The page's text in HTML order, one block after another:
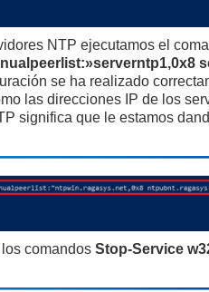
NTP ejecutamos el
se ha realizado
las direcciones IP de los
significa que le estamos
comandos Stop-Service